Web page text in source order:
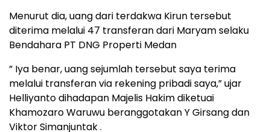
Menurut dia, uang dari terdakwa Kirun tersebut
diterima melalui 47 transferan dari Maryam selaku
Bendahara PT DNG Properti Medan
” Iya benar, uang sejumlah tersebut saya terima
melalui transferan via rekening pribadi saya,” ujar
Helliyanto dihadapan Majelis Hakim diketuai
Khamozaro Waruwu beranggotakan Y Girsang dan
Viktor Simanjuntak .